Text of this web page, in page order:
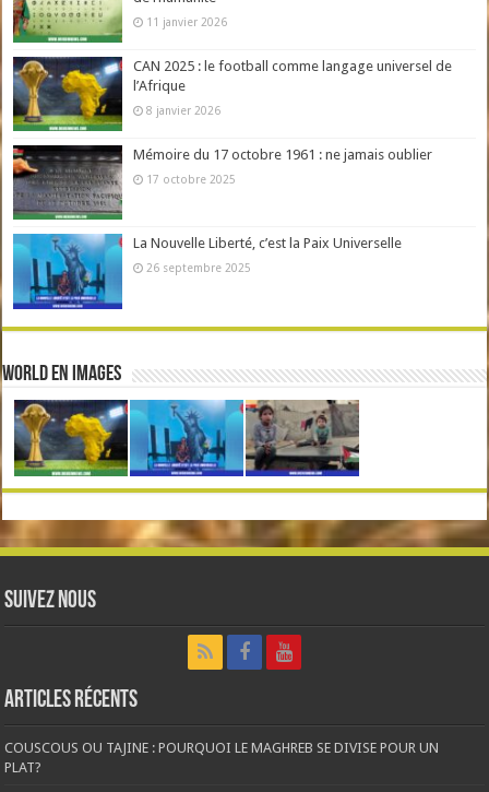
11 janvier 2026
CAN 2025 : le football comme langage universel de
l’Afrique
8 janvier 2026
Mémoire du 17 octobre 1961 : ne jamais oublier
17 octobre 2025
La Nouvelle Liberté, c’est la Paix Universelle
26 septembre 2025
World en Images
Suivez nous
Articles récents
COUSCOUS OU TAJINE : POURQUOI LE MAGHREB SE DIVISE POUR UN
PLAT?